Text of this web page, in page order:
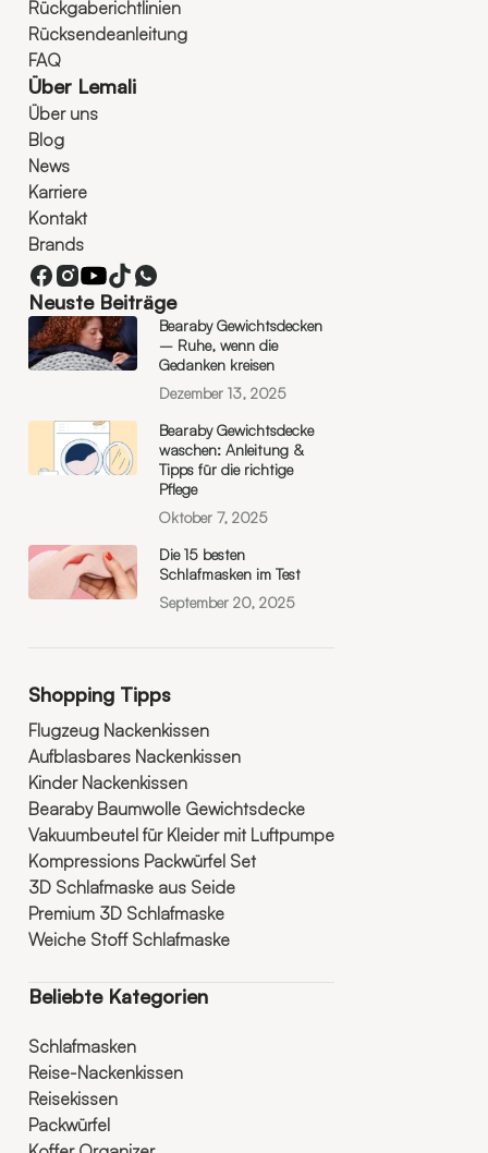
Rückgaberichtlinien
Rücksendeanleitung
FAQ
Über Lemali
Über uns
Blog
News
Karriere
Kontakt
Brands
Neuste Beiträge
Bearaby Gewichtsdecken
– Ruhe, wenn die
Gedanken kreisen
Dezember 13, 2025
Bearaby Gewichtsdecke
waschen: Anleitung &
Tipps für die richtige
Pflege
Oktober 7, 2025
Die 15 besten
Schlafmasken im Test
September 20, 2025
Shopping Tipps
Flugzeug Nackenkissen
Aufblasbares Nackenkissen
Kinder Nackenkissen
Bearaby Baumwolle Gewichtsdecke
Vakuumbeutel für Kleider mit Luftpumpe
Kompressions Packwürfel Set
3D Schlafmaske aus Seide
Premium 3D Schlafmaske
Weiche Stoff Schlafmaske
Beliebte Kategorien
Schlafmasken
Reise-Nackenkissen
Reisekissen
Packwürfel